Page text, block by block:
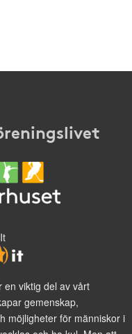
en viktig del av vårt
gemenskap,
möjligheter för människor i